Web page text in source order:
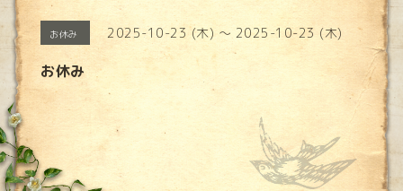
お休み 2025-10-23 (木) ～ 2025-10-23 (木)
お休み